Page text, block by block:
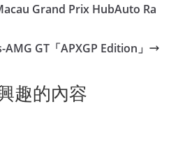
Grand Prix HubAuto Ra
GT「APXGP Edition」
趣的內容